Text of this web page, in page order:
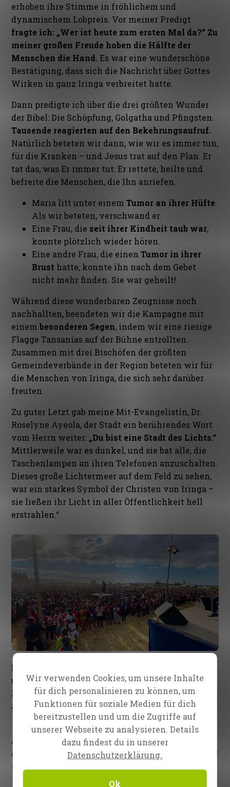
erhoben ihre Stimme in fröhlichem und
dynamischem Lobpreis. Vor meiner Predigt
fragte ich: „Wer ist heute zum ersten Mal da?“ Zu
meiner großen Freude hoben die Hälfte der
Menschen die Hand. Es war eine wunderschöne
Bestätigung, dass sich die Nachricht über Gottes
Wirken in ganz Iringa verbreitet hatte.
Dann predigte ich über die drei größten Wunder
der Bibel: Die Schöpfung, Golgatha und Pfingsten.
Tausende reagierten auf den Bekehrungsaufruf.
Natürlich beteten wir dann, wie wir es immer tun,
für die Kranken – und Jesus trat auf den Plan. Er
tat das, was Er immer tut: Er rettete, heilte und
befreite die Menschen, die Ihn anriefen.
Maria litt unter einemTumor an ihrer Hüfte
Als wir beteten, verschwand er.
Eine Frau, die seit ihrer Kindheit taub war,
konnte plötzlich wieder hören.
Eine andre Frau, die einenTumor in ihrer
Brust hatte, konnte ihn nach dem Gebet
nicht mehr finden. Sie war geheilt!
Während diese wunderbaren Zeugnisse noch
nachhallten, beendeten wir die Kampagne mit
einembesonderen Segen, indem wir eine riesige
Flagge Tansanias auf der Bühne entrollten.
Zusammen mit drei Bischöfen der größten
Gemeindeverbände in der Region beteten wir für
die Menschen von Iringa, die sich sehr darüber
freuten.
Zu guter Letzt gab meine Mit-Evangelistin, Dr.
Roselyne Ayeola, der Stadt ein berührendes Wort
vom Herrn weiter: „Du bist eine Stadt des Lichts.“
Mittlerweile war es dunkel, und sie bat alle, die
Taschenlampen an ihren Telefonen anzuschalten.
Dieses große Lichtermeer auf dem Feld zu sehen,
war ein starkes Symbol der Christen von Iringa –
sie ließen ihr Licht in aller Öffentlichkeit hell
erstrahlen.“
Bereitet dieser Bericht dir auch so große Freude
und lässt dich unseren erstaunlichen Gott loben?
Ich erhebe gerade meine Hände und sage:„Danke,
Jesus!“
Während diese wunderbaren Berichte
hereinkommen, danke ich Gott immer wieder für
dich;
denn wir könntenall das nicht aus eigener Kraft
und keinesfalls allein tun. Durch engagierte Partner
wie dich, die uns durch ihre Gebete und ihre Spenden
Wir verwenden Cookies, um unsere Inhalte
für dich personalisieren zu können, um
Funktionen für soziale Medien für dich
bereitzustellen und um die Zugriffe auf
unserer Webseite zu analysieren. Details
dazu findest du in unserer
Datenschutzerklärung.
Ok